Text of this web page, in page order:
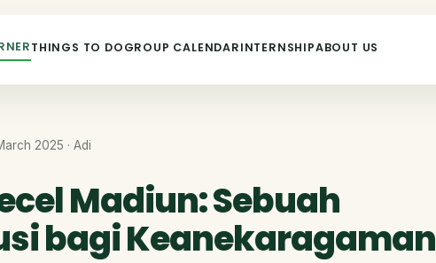
THINGS TO DOGROUP CALENDARINTERNSHIPABOUT US
2025 · Adi
Madiun: Sebuah
bagi Keanekaragaman